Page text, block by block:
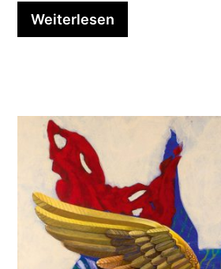
Weiterlesen